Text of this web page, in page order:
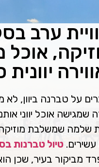
ערב
על טברנה ביוון, לא
אוכל יווני
שלמה שמשלבת
טיול טברנות
מביקור בעיר, שכן